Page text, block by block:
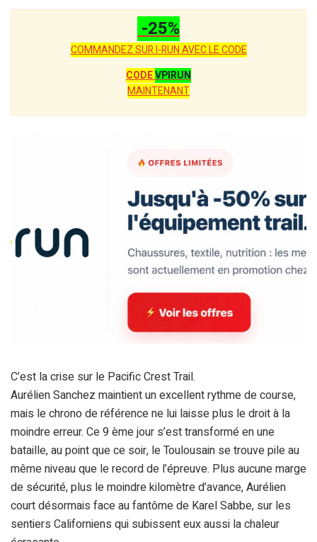
-25%
COMMANDEZ SUR I-RUN AVEC LE CODE
CODEVPIRUN
MAINTENANT
C’est la crise sur le Pacific Crest Trail.
Aurélien Sanchez maintient un excellent rythme de course,
mais le chrono de référence ne lui laisse plus le droit à la
moindre erreur. Ce 9 ème jour s’est transformé en une
bataille, au point que ce soir, le Toulousain se trouve pile au
même niveau que le record de l’épreuve. Plus aucune marge
de sécurité, plus le moindre kilomètre d’avance, Aurélien
court désormais face au fantôme de Karel Sabbe, sur les
sentiers Californiens qui subissent eux aussi la chaleur